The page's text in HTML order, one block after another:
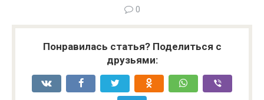
0
Понравилась статья? Поделиться с
друзьями: